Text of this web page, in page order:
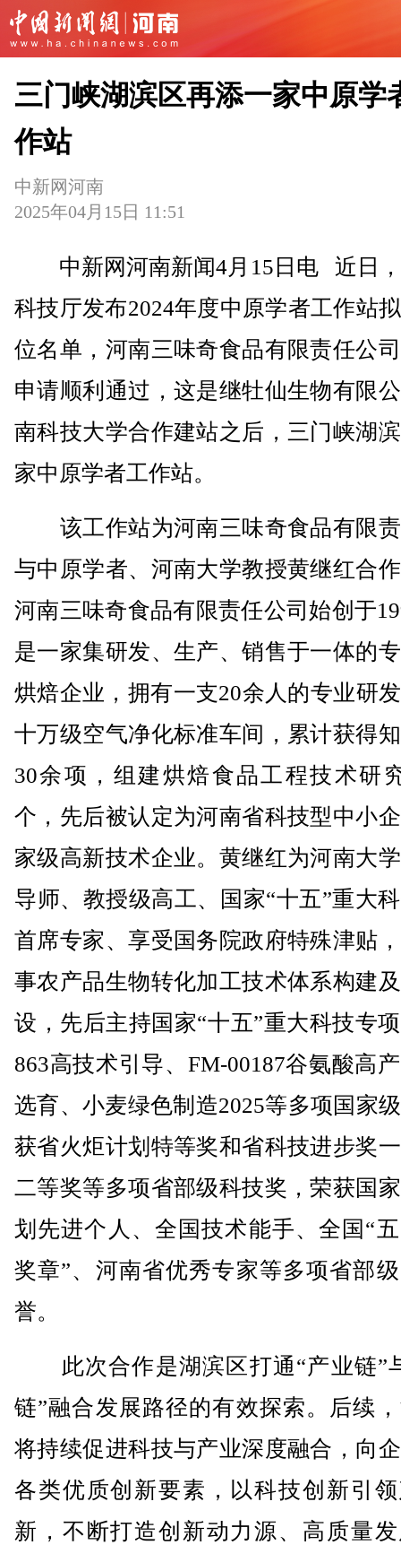
三门峡湖滨区再添一家中原学
作站
中新网河南
2025年04月15日 11:51
中新网河南新闻4月15日电 近日，
科技厅发布2024年度中原学者工作站
位名单，河南三味奇食品有限责任公
申请顺利通过，这是继牡仙生物有限
南科技大学合作建站之后，三门峡湖
家中原学者工作站。
该工作站为河南三味奇食品有限
与中原学者、河南大学教授黄继红合
河南三味奇食品有限责任公司始创于
是一家集研发、生产、销售于一体的
烘焙企业，拥有一支20余人的专业研
十万级空气净化标准车间，累计获得
30余项，组建烘焙食品工程技术研
个，先后被认定为河南省科技型中小
家级高新技术企业。黄继红为河南大
导师、教授级高工、国家“十五”重大
首席专家、享受国务院政府特殊津贴
事农产品生物转化加工技术体系构建
设，先后主持国家“十五”重大科技专
863高技术引导、FM-00187谷氨酸高
选育、小麦绿色制造2025等多项国家
获省火炬计划特等奖和省科技进步奖
二等奖等多项省部级科技奖，荣获国
划先进个人、全国技术能手、全国“
奖章”、河南省优秀专家等多项省部
誉。
此次合作是湖滨区打通“产业链”
链”融合发展路径的有效探索。后续
将持续促进科技与产业深度融合，向
各类优质创新要素，以科技创新引
新，不断打造创新动力源、高质量